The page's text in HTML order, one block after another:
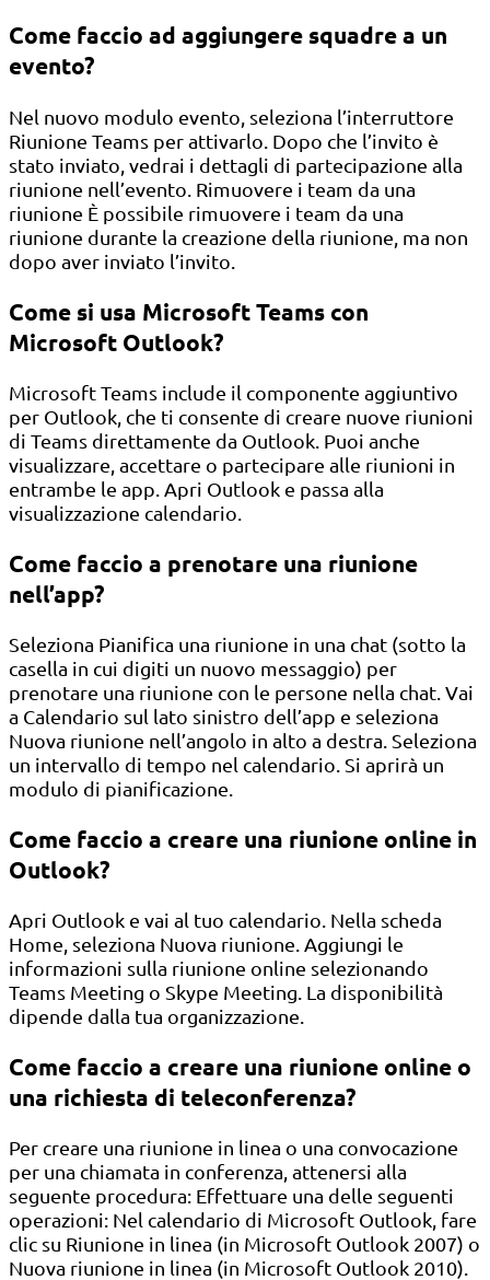
Come faccio ad aggiungere squadre a un
evento?
Nel nuovo modulo evento, seleziona l’interruttore
Riunione Teams per attivarlo. Dopo che l’invito è
stato inviato, vedrai i dettagli di partecipazione alla
riunione nell’evento. Rimuovere i team da una
riunione È possibile rimuovere i team da una
riunione durante la creazione della riunione, ma non
dopo aver inviato l’invito.
Come si usa Microsoft Teams con
Microsoft Outlook?
Microsoft Teams include il componente aggiuntivo
per Outlook, che ti consente di creare nuove riunioni
di Teams direttamente da Outlook. Puoi anche
visualizzare, accettare o partecipare alle riunioni in
entrambe le app. Apri Outlook e passa alla
visualizzazione calendario.
Come faccio a prenotare una riunione
nell’app?
Seleziona Pianifica una riunione in una chat (sotto la
casella in cui digiti un nuovo messaggio) per
prenotare una riunione con le persone nella chat. Vai
a Calendario sul lato sinistro dell’app e seleziona
Nuova riunione nell’angolo in alto a destra. Seleziona
un intervallo di tempo nel calendario. Si aprirà un
modulo di pianificazione.
Come faccio a creare una riunione online in
Outlook?
Apri Outlook e vai al tuo calendario. Nella scheda
Home, seleziona Nuova riunione. Aggiungi le
informazioni sulla riunione online selezionando
Teams Meeting o Skype Meeting. La disponibilità
dipende dalla tua organizzazione.
Come faccio a creare una riunione online o
una richiesta di teleconferenza?
Per creare una riunione in linea o una convocazione
per una chiamata in conferenza, attenersi alla
seguente procedura: Effettuare una delle seguenti
operazioni: Nel calendario di Microsoft Outlook, fare
clic su Riunione in linea (in Microsoft Outlook 2007) o
Nuova riunione in linea (in Microsoft Outlook 2010).